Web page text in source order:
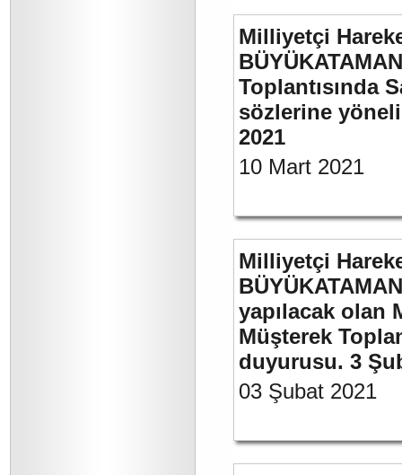
Milliyetçi
Toplantısında
sözlerine
2021
10 Mart 2021
Milliyetçi
yapılacak olan
Müşterek
duyurusu. 3
03 Şubat 2021